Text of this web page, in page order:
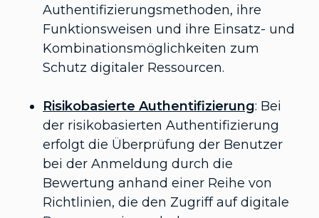
Authentifizierungsmethoden, ihre
Funktionsweisen und ihre Einsatz- und
Kombinationsmöglichkeiten zum
Schutz digitaler Ressourcen.
Risikobasierte Authentifizierung: Bei
der risikobasierten Authentifizierung
erfolgt die Überprüfung der Benutzer
bei der Anmeldung durch die
Bewertung anhand einer Reihe von
Richtlinien, die den Zugriff auf digitale